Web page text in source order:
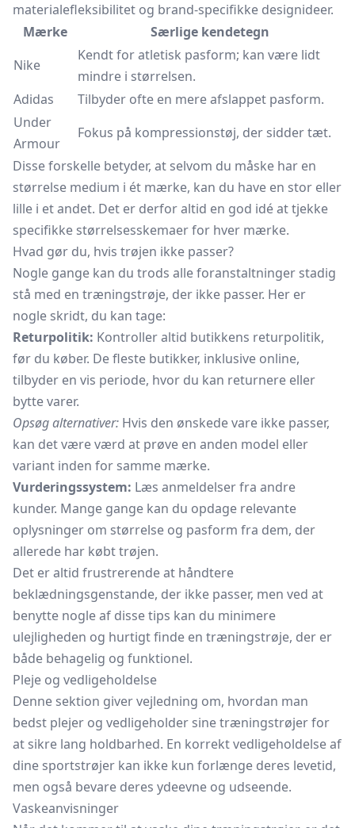
materialefleksibilitet og brand-specifikke designideer.
Mærke
Særlige kendetegn
Nike
Kendt for atletisk pasform; kan være lidt
mindre i størrelsen.
Adidas
Tilbyder ofte en mere afslappet pasform.
Under
Armour
Fokus på kompressionstøj, der sidder tæt.
Disse forskelle betyder, at selvom du måske har en
størrelse medium i ét mærke, kan du have en stor eller
lille i et andet. Det er derfor altid en god idé at tjekke
specifikke størrelsesskemaer for hver mærke.
Hvad gør du, hvis trøjen ikke passer?
Nogle gange kan du trods alle foranstaltninger stadig
stå med en træningstrøje, der ikke passer. Her er
nogle skridt, du kan tage:
Returpolitik: Kontroller altid butikkens returpolitik,
før du køber. De fleste butikker, inklusive online,
tilbyder en vis periode, hvor du kan returnere eller
bytte varer.
Opsøg alternativer: Hvis den ønskede vare ikke passer,
kan det være værd at prøve en anden model eller
variant inden for samme mærke.
Vurderingssystem: Læs anmeldelser fra andre
kunder. Mange gange kan du opdage relevante
oplysninger om størrelse og pasform fra dem, der
allerede har købt trøjen.
Det er altid frustrerende at håndtere
beklædningsgenstande, der ikke passer, men ved at
benytte nogle af disse tips kan du minimere
ulejligheden og hurtigt finde en træningstrøje, der er
både behagelig og funktionel.
Pleje og vedligeholdelse
Denne sektion giver vejledning om, hvordan man
bedst plejer og vedligeholder sine træningstrøjer for
at sikre lang holdbarhed. En korrekt vedligeholdelse af
dine sportstrøjer kan ikke kun forlænge deres levetid,
men også bevare deres ydeevne og udseende.
Vaskeanvisninger